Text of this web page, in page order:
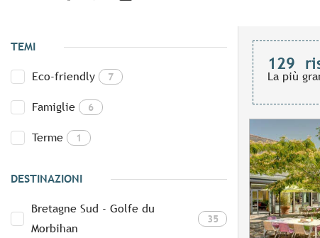
TEMI
Eco-friendly 7
Famiglie 6
Terme 1
DESTINAZIONI
Bretagne Sud - Golfe du
Morbihan
35
129
La più